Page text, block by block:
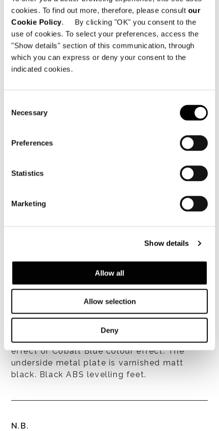
cookies. To find out more, therefore, please consult our
Cookie Policy. By clicking "OK" you consent to the
use of cookies. To select your preferences, access the
"Show details" section of this communication, through
which you can express or deny your consent to the
indicated cookies.
Selection
Necessary
Preferences
Statistics
Marketing
Show details
Allow all
Allow selection
Deny
In stainless steel varnished Corten colour
effect or Cobalt Blue colour effect. The
underside metal plate is varnished matt
black. Black ABS levelling feet.
N.B.